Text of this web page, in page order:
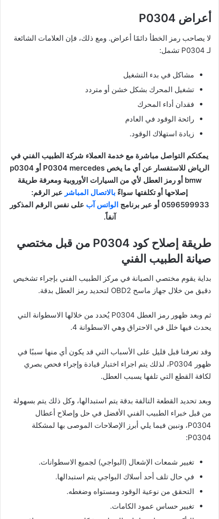
أعراض P0304
لا يصاحب رمز الخطأ دائمًا أعراض. ومع ذلك، فإن العلامات الشائعة
لـ P0304 تشمل:
مشاكل في بدء التشغيل
تشغيل المحرك بشكل خشن أو متردد
فقدان أداء المحرك
رائحة الوقود في العادم
زيادة استهلاك الوقود.
يمكنكم التواصل مباشرة مع خدمة العملاء شركة الطبيب الفني في
الرياض للاستفسار عن أي ما يخص P0304 mercedes أو p0304
bmw أو رمز العطل لأي من السيارات الأوروبية ومعرفة طريقة
إصلاحها أو تكلفتها سواءً بالاتصال المباشر عبر الرقم:
0596599933 أو عبر برنامج
الواتس آب على نفس الرقم المذكور
آنفاً.
طريقة إصلاح كود P0304 من قبل مختصي
صيانة الطبيب الفني
بداية يقوم مختصي الصيانة في مركز الطبيب الفني بإجراء تشخيص
دقيق من خلال جهاز ماسح OBD2 لتحديد رمز العطل بدقة.
ثم وبعد ظهور رمز العطل P0304 يُحدد من خلالها الاسطوانة التي
يحدث فيها خلل في الاحتراق وهي الاسطوانة 4.
وقد تعرفنا قبل قليل على الأسباب التي قد يكون أي منها سببًا في
ظهور P0304، لذلك يتم اجراء اختبار قيادة وإجراء فحص بصري
لكافة القطع التي تلفها يسبب العطل.
وبعد تحديد القطعة التالفة بدقة يتم استبدالها، وكل ذلك يتم بسهولة
من قبل خبراء الطبيب الفني الأفضل في حل وإصلاح أعطال
P0304، ونبين فيما يلي أبرز الإصلاحات الموصى بها لمشكلة
P0304:
تغيير شمعات الإشعال (البواجي) لجميع الاسطوانات.
في حال تلف أحد أسلاك البواجي يتم استبدالها.
التحقق من نوعية الوقود ومستواه وضغطه.
تغيير حساس عمود الكامات.